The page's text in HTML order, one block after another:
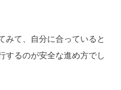
みて、自分に合っていると
するのが安全な進め方でし